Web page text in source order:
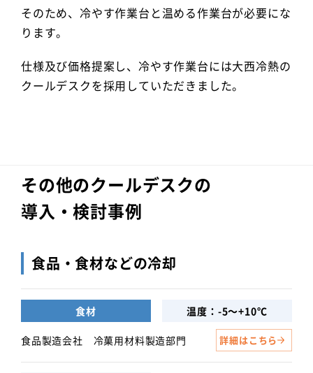
そのため、冷やす作業台と温める作業台が必要にな
ります。
仕様及び価格提案し、冷やす作業台には大西冷熱の
クールデスクを採用していただきました。
その他のクールデスクの
導入・検討事例
食品・食材などの冷却
食材 温度：-5～+10℃
食品製造会社 冷菓用材料製造部門 詳細はこちら